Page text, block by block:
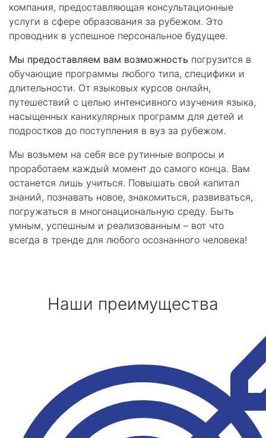
компания, предоставляющая консультационные
услуги в сфере образования за рубежом. Это
проводник в успешное персональное будущее.
Мы предоставляем вам возможность погрузится в
обучающие программы любого типа, специфики и
длительности. От языковых курсов онлайн,
путешествий с целью интенсивного изучения языка,
насыщенных каникулярных программ для детей и
подростков до поступления в вуз за рубежом.
Мы возьмем на себя все рутинные вопросы и
проработаем каждый момент до самого конца. Вам
останется лишь учиться. Повышать свой капитал
знаний, познавать новое, знакомиться, развиваться,
погружаться в многонациональную среду. Быть
умным, успешным и реализованным – вот что
всегда в тренде для любого осознанного человека!
Наши преимущества